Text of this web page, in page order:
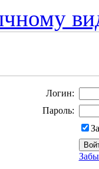
Логин:
Пароль: